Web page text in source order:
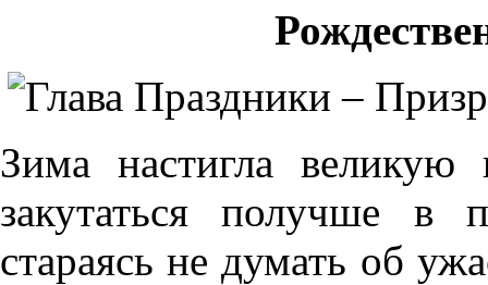
Зима настигла великую
закутаться получше в
стараясь не думать об